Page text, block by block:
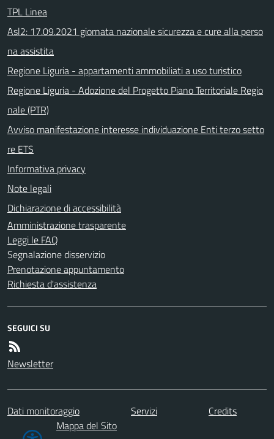
TPL Linea
Asl2: 17.09.2021 giornata nazionale sicurezza e cure alla perso
na assistita
Regione Liguria - appartamenti ammobiliati a uso turistico
Regione Liguria - Adozione del Progetto Piano Territoriale Regio
nale (PTR)
Avviso manifestazione interesse individuazione Enti terzo setto
re ETS
Informativa privacy
Note legali
Dichiarazione di accessibilità
Amministrazione trasparente
Leggi le FAQ
Segnalazione disservizio
Prenotazione appuntamento
Richiesta d'assistenza
SEGUICI SU
Newsletter
Dati monitoraggio Servizi
Credits
Mappa del Sito